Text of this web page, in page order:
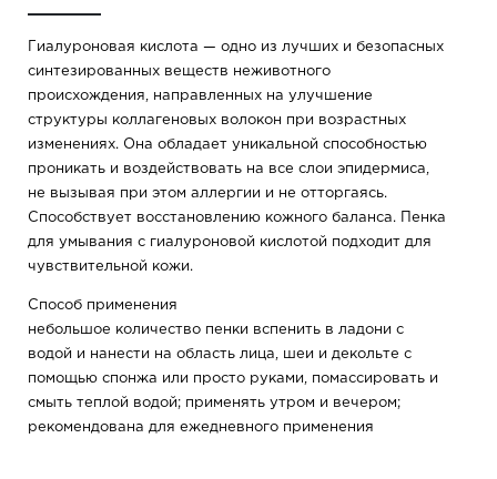
Гиалуроновая кислота — одно из лучших и безопасных
синтезированных веществ неживотного
происхождения, направленных на улучшение
структуры коллагеновых волокон при возрастных
изменениях. Она обладает уникальной способностью
проникать и воздействовать на все слои эпидермиса,
не вызывая при этом аллергии и не отторгаясь.
Способствует восстановлению кожного баланса. Пенка
для умывания с гиалуроновой кислотой подходит для
чувствительной кожи.
Способ применения
небольшое количество пенки вспенить в ладони с
водой и нанести на область лица, шеи и декольте с
помощью спонжа или просто руками, помассировать и
смыть теплой водой; применять утром и вечером;
рекомендована для ежедневного применения